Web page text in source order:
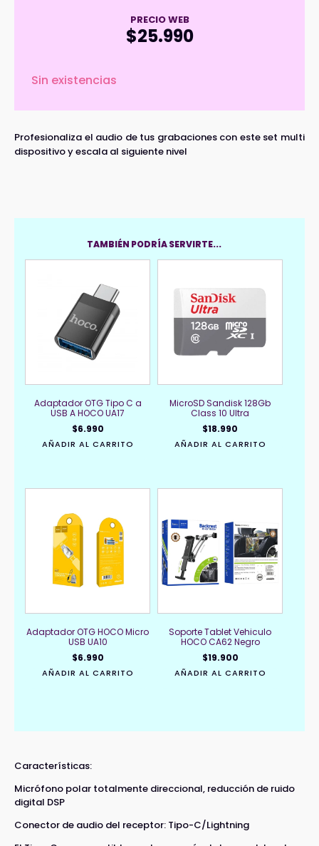
PRECIO WEB
$25.990
Sin existencias
Profesionaliza el audio de tus grabaciones con este set multi
dispositivo y escala al siguiente nivel
TAMBIÉN PODRÍA SERVIRTE...
Adaptador OTG Tipo C a
USB A HOCO UA17
$6.990
AÑADIR AL CARRITO
MicroSD Sandisk 128Gb
Class 10 Ultra
$18.990
AÑADIR AL CARRITO
Adaptador OTG HOCO Micro
USB UA10
$6.990
AÑADIR AL CARRITO
Soporte Tablet Vehiculo
HOCO CA62 Negro
$19.900
AÑADIR AL CARRITO
Características:
Micrófono polar totalmente direccional, reducción de ruido
digital DSP
Conector de audio del receptor: Tipo-C/Lightning